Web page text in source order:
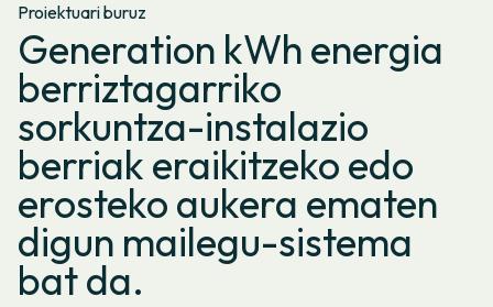
Proiektuari buruz
Generation kWh energia
berriztagarriko
sorkuntza-instalazio
berriak eraikitzeko edo
erosteko aukera ematen
digun mailegu-sistema
bat da.